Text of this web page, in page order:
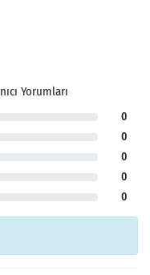
Yorumları
0
0
0
0
0